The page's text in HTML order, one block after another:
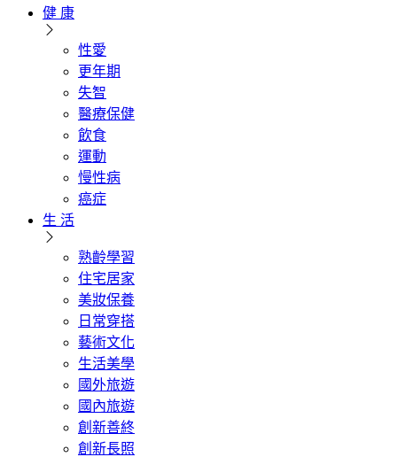
健 康
性愛
更年期
失智
醫療保健
飲食
運動
慢性病
癌症
生 活
熟齡學習
住宅居家
美妝保養
日常穿搭
藝術文化
生活美學
國外旅遊
國內旅遊
創新善終
創新長照